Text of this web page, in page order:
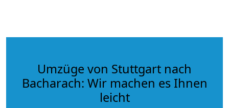
Umzüge von Stuttgart nach
Bacharach: Wir machen es Ihnen
leicht